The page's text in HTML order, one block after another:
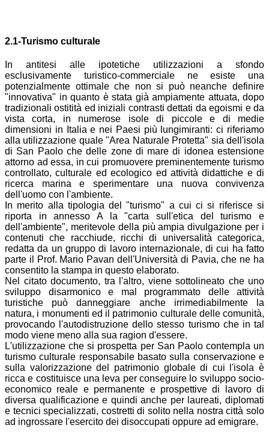
2.1-Turismo culturale
In antitesi alle ipotetiche utilizzazioni a sfondo
esclusivamente turistico-commerciale ne esiste una
potenzialmente ottimale che non si può neanche definire
"innovativa" in quanto è stata già ampiamente attuata, dopo
tradizionali ostitità ed iniziali contrasti dettati da egoismi e da
vista corta, in numerose isole di piccole e di medie
dimensioni in Italia e nei Paesi più lungimiranti: ci riferiamo
alla utilizzazione quale "Area Naturale Protetta" sia dell'isola
di San Paolo che delle zone di mare di idonea estensione
attorno ad essa, in cui promuovere preminentemente turismo
controllato, culturale ed ecologico ed attività didattiche e di
ricerca marina e sperimentare una nuova convivenza
dell'uomo con l'ambiente.
In merito alla tipologia del "turismo" a cui ci si riferisce si
riporta in annesso A la "carta sull'etica del turismo e
dell'ambiente", meritevole della più ampia divulgazione per i
contenuti che racchiude, ricchi di universalità categorica,
redatta da un gruppo di lavoro internazionale, di cui ha fatto
parte il Prof. Mario Pavan dell'Università di Pavia, che ne ha
consentito la stampa in questo elaborato.
Nel citato documento, tra l'altro, viene sottolineato che uno
sviluppo disarmonico e mal programmato delle attività
turistiche può danneggiare anche irrimediabilmente la
natura, i monumenti ed il patrimonio culturale delle comunità,
provocando l'autodistruzione dello stesso turismo che in tal
modo viene meno alla sua ragion d'essere.
L'utilizzazione che si prospetta per San Paolo contempla un
turismo culturale responsabile basato sulla conservazione e
sulla valorizzazione del patrimonio globale di cui l'isola è
ricca e costituisce una leva per conseguire lo sviluppo socio-
economico reale e permanente e prospettive di lavoro di
diversa qualificazione e quindi anche per laureati, diplomati
e tecnici specializzati, costretti di solito nella nostra città solo
ad ingrossare l'esercito dei disoccupati oppure ad emigrare.